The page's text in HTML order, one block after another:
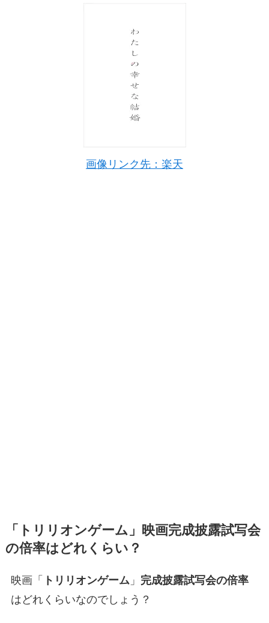
画像リンク先：楽天
「トリリオンゲーム」映画完成披露試写会
の倍率はどれくらい？
映画「 トリリオンゲーム 」 完成披露試写会の倍率
はどれくらいなのでしょう？